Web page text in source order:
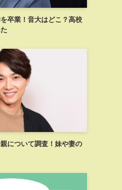
卒業！音大はどこ？高校
について調査！妹や妻の